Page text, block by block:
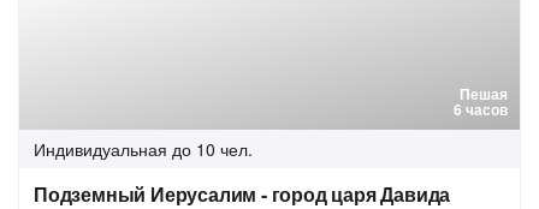
Пешая
6 часов
Индивидуальная до 10 чел.
Подземный Иерусалим - город царя Давида